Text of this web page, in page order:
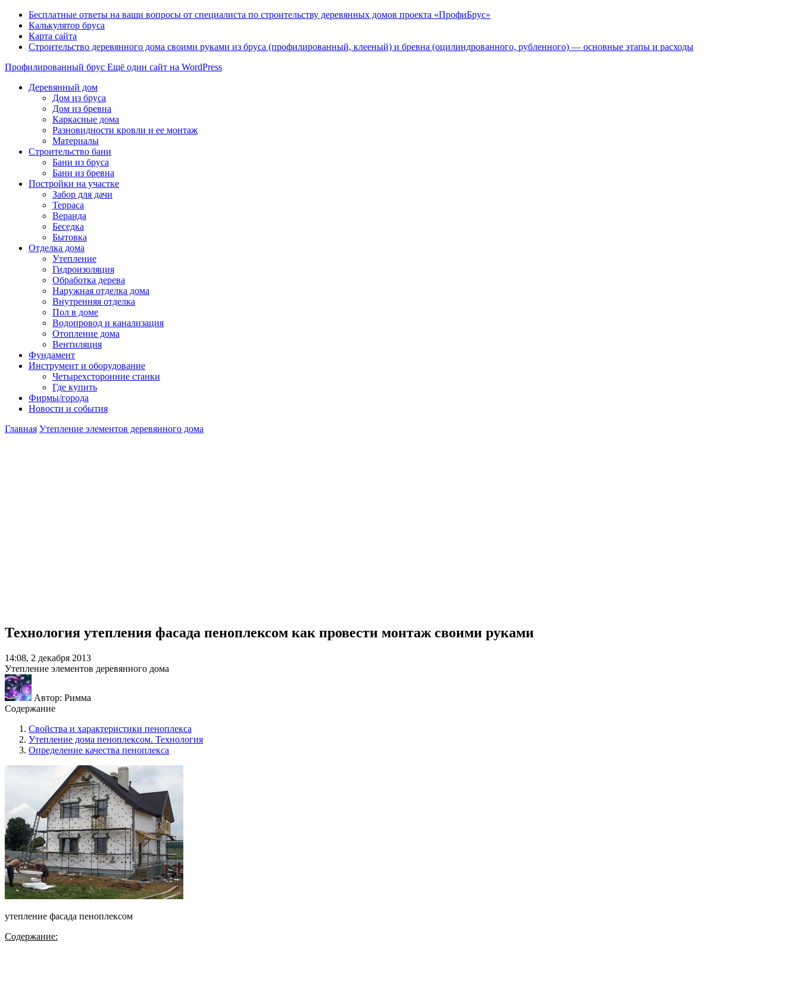
Бесплатные ответы на ваши вопросы от специалиста по строительству деревянных домов проекта «ПрофиБрус»
Калькулятор бруса
Карта сайта
Строительство деревянного дома своими руками из бруса (профилированный, клееный) и бревна (оцилиндрованного, рубленного) — основные этапы и расходы
Профилированный брус Ещё один сайт на WordPress
Деревянный дом
Дом из бруса
Дом из бревна
Каркасные дома
Разновидности кровли и ее монтаж
Материалы
Строительство бани
Бани из бруса
Бани из бревна
Постройки на участке
Забор для дачи
Терраса
Веранда
Беседка
Бытовка
Отделка дома
Утепление
Гидроизоляция
Обработка дерева
Наружная отделка дома
Внутренняя отделка
Пол в доме
Водопровод и канализация
Отопление дома
Вентиляция
Фундамент
Инструмент и оборудование
Четырехсторонние станки
Где купить
Фирмы/города
Новости и события
Главная Утепление элементов деревянного дома
Технология утепления фасада пеноплексом как провести монтаж своими руками
14:08, 2 декабря 2013
Утепление элементов деревянного дома
Автор: Римма
Содержание
Свойства и характеристики пеноплекса
Утепление дома пеноплексом. Технология
Определение качества пеноплекса
утепление фасада пеноплексом
Содержание: